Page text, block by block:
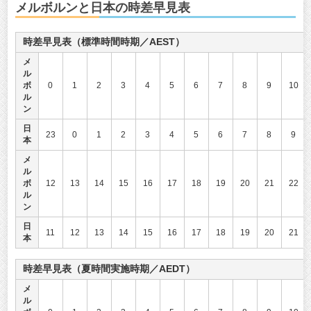
メルボルンと日本の時差早見表
時差早見表（標準時間時期／AEST）
メ
ル
ボ
ル
ン
0 1 2 3 4 5 6 7 8 9 10
日
本
23 0 1 2 3 4 5 6 7 8 9
メ
ル
ボ
ル
ン
12 13 14 15 16 17 18 19 20 21 22
日
本
11 12 13 14 15 16 17 18 19 20 21
時差早見表（夏時間実施時期／AEDT）
メ
ル